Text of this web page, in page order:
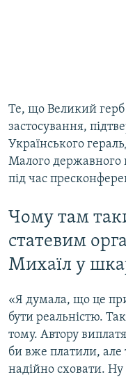
Те, що Великий
застосування,
Українського
Малого державного
під час
Чому там
статевим
Михаїл у
«Я думала, що це
бути реальністю.
тому. Автору
би вже платили, але
надійно сховати.